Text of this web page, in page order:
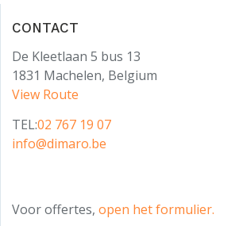
CONTACT
De Kleetlaan 5 bus 13
1831 Machelen, Belgium
View Route
TEL:02 767 19 07
info@dimaro.be
Voor offertes, open het formulier.